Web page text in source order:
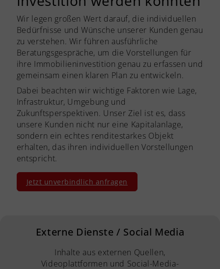
Wir legen großen Wert darauf, die individuellen
Bedürfnisse und Wünsche unserer Kunden genau
zu verstehen. Wir führen ausführliche
Beratungsgespräche, um die Vorstellungen für
ihre Immobilieninvestition genau zu erfassen und
gemeinsam einen klaren Plan zu entwickeln.
Dabei beachten wir wichtige Faktoren wie Lage,
Infrastruktur, Umgebung und
Zukunftsperspektiven. Unser Ziel ist es, dass
unsere Kunden nicht nur eine Kapitalanlage,
sondern ein echtes renditestarkes Objekt
erhalten, das ihren individuellen Vorstellungen
entspricht.
Jetzt unverbindlich anfragen
Externe Dienste / Social Media
Inhalte aus externen Quellen,
Videoplattformen und Social-Media-